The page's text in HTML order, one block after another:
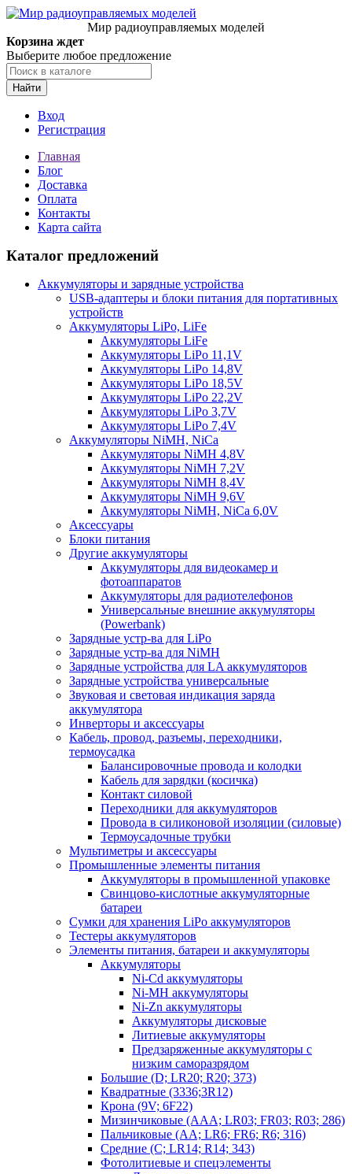
Мир радиоуправляемых моделей
Корзина ждет
Выберите любое предложение
Найти
Вход
Регистрация
Главная
Блог
Доставка
Оплата
Контакты
Карта сайта
Каталог предложений
Аккумуляторы и зарядные устройства
USB-адаптеры и блоки питания для портативных
устройств
Аккумуляторы LiPo, LiFe
Аккумуляторы LiFe
Аккумуляторы LiPo 11,1V
Аккумуляторы LiPo 14,8V
Аккумуляторы LiPo 18,5V
Аккумуляторы LiPo 22,2V
Аккумуляторы LiPo 3,7V
Аккумуляторы LiPo 7,4V
Аккумуляторы NiMH, NiCa
Аккумуляторы NiMH 4,8V
Аккумуляторы NiMH 7,2V
Аккумуляторы NiMH 8,4V
Аккумуляторы NiMH 9,6V
Аккумуляторы NiMH, NiCa 6,0V
Аксессуары
Блоки питания
Другие аккумуляторы
Аккумуляторы для видеокамер и
фотоаппаратов
Аккумуляторы для радиотелефонов
Универсальные внешние аккумуляторы
(Powerbank)
Зарядные устр-ва для LiPo
Зарядные устр-ва для NiMH
Зарядные устройства для LA аккумуляторов
Зарядные устройства универсальные
Звуковая и световая индикация заряда
аккумулятора
Инверторы и аксессуары
Кабель, провод, разъемы, переходники,
термоусадка
Балансировочные провода и колодки
Кабель для зарядки (косичка)
Контакт силовой
Переходники для аккумуляторов
Провода в силиконовой изоляции (силовые)
Термоусадочные трубки
Мультиметры и аксессуары
Промышленные элементы питания
Аккумуляторы в промышленной упаковке
Свинцово-кислотные аккумуляторные
батареи
Сумки для хранения LiPo аккумуляторов
Тестеры аккумуляторов
Элементы питания, батареи и аккумуляторы
Аккумуляторы
Ni-Cd аккумуляторы
Ni-MH аккумуляторы
Ni-Zn аккумуляторы
Аккумуляторы дисковые
Литиевые аккумуляторы
Предзаряженные аккумуляторы с
низким саморазрядом
Большие (D; LR20; R20; 373)
Квадратные (3336;3R12)
Крона (9V; 6F22)
Мизинчиковые (AAA; LR03; FR03; R03; 286)
Пальчиковые (AA; LR6; FR6; R6; 316)
Средние (C; LR14; R14; 343)
Фотолитиевые и спецэлементы